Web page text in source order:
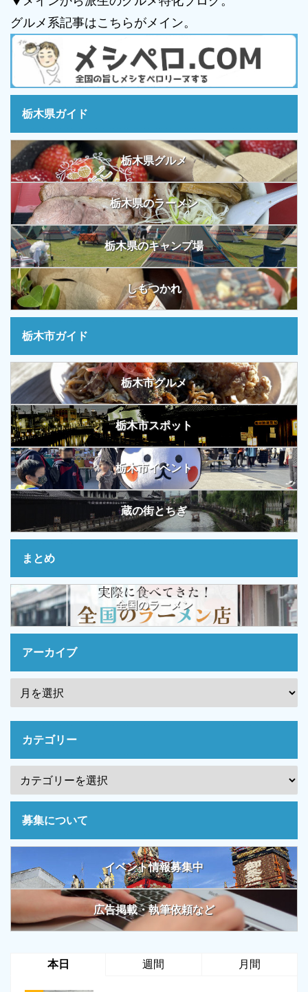
グルメ系記事はこちらがメイン。
栃木県ガイド
栃木県グルメ
栃木県のラーメン
栃木県のキャンプ場
しもつかれ
栃木市ガイド
栃木市グルメ
栃木市スポット
栃木市イベント
蔵の街とちぎ
まとめ
全国のラーメン
アーカイブ
カテゴリー
募集について
イベント情報募集中
広告掲載・執筆依頼など
本日 週間 月間